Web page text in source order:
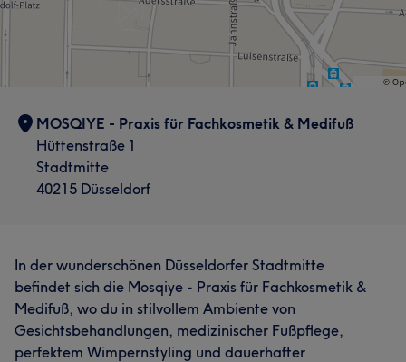
MOSQIYE - Praxis für Fachkosmetik & Medifuß
Hüttenstraße 1
Stadtmitte
40215 Düsseldorf
In der wunderschönen Düsseldorfer Stadtmitte
befindet sich die Mosqiye - Praxis für Fachkosmetik &
Medifuß, wo du in stilvollem Ambiente von
Gesichtsbehandlungen, medizinischer Fußpflege,
perfektem Wimpernstyling und dauerhafter